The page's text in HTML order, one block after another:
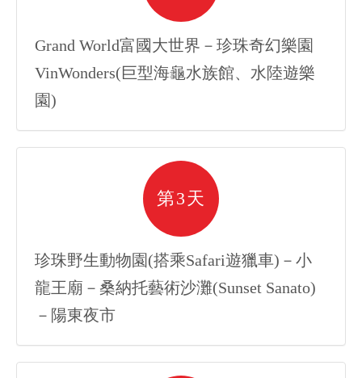
Grand World富國大世界－珍珠奇幻樂園
VinWonders(巨型海龜水族館、水陸遊樂
園)
第3天
珍珠野生動物園(搭乘Safari遊獵車)－小
龍王廟－桑納托藝術沙灘(Sunset Sanato)
－陽東夜市